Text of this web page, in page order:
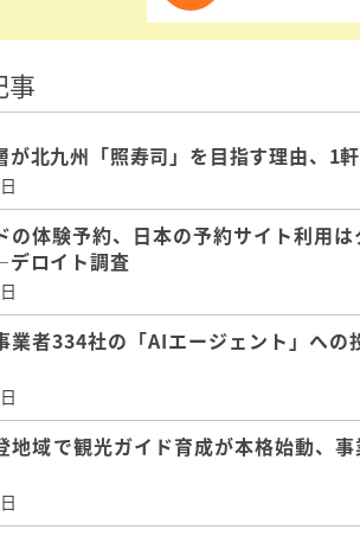
事
が北九州「照寿司」を目指す理由、1
の体験予約、日本の予約サイト利用
ロイト調査
業者334社の「AIエージェント」へ
地域で観光ガイド育成が本格始動